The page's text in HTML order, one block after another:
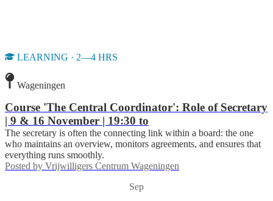
LEARNING · 2—4 HRS
Wageningen
Course 'The Central Coordinator': Role of Secretary
| 9 & 16 November | 19:30 to
The secretary is often the connecting link within a board: the one
who maintains an overview, monitors agreements, and ensures that
everything runs smoothly.
Posted by Vrijwilligers Centrum Wageningen
Sep